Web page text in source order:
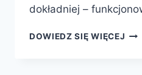
dokładniej –
DOWIEDZ SIĘ WIĘCEJ